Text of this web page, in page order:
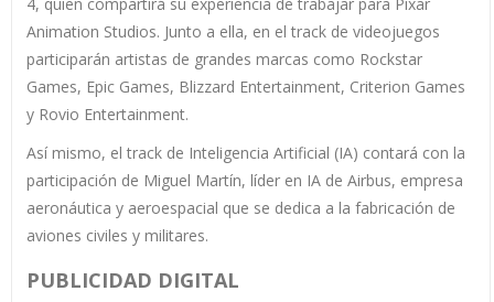
Animation Studios. Junto a ella, en el track de videojuegos
participarán artistas de grandes marcas como Rockstar
Games, Epic Games, Blizzard Entertainment, Criterion Games
y Rovio Entertainment.
Así mismo, el track de Inteligencia Artificial (IA) contará con la
participación de Miguel Martín, líder en IA de Airbus, empresa
aeronáutica y aeroespacial que se dedica a la fabricación de
aviones civiles y militares.
PUBLICIDAD DIGITAL